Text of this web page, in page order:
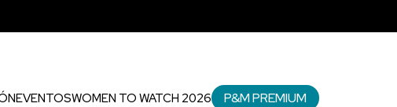
EVENTOSWOMEN TO WATCH 2026 P&M PREMIUM